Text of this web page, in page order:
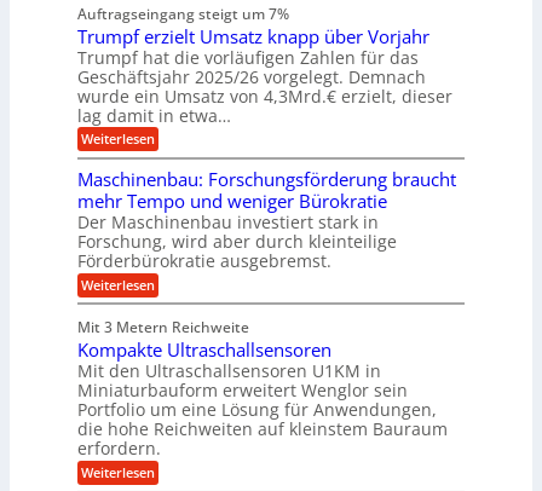
e
n
b
a
u
a
u
e
n
f
ü
h
r
u
n
g
e
n
B
S
C
L
w
e
i
t
e
r
e
n
t
w
i
c
k
r
t
u
n
g
s
r
e
e
s
H
y
b
r
i
d
-
u
g
e
l
a
g
e
Auftragseingang steigt um 7%
Trumpf erzielt Umsatz knapp über Vorjahr
Trumpf hat die vorläufigen Zahlen für das
Geschäftsjahr 2025/26 vorgelegt. Demnach
wurde ein Umsatz von 4,3Mrd.€ erzielt, dieser
lag damit in etwa…
Weiterlesen:
T
u
m
p
f
e
r
z
i
e
t
U
m
s
a
t
z
k
Maschinenbau: Forschungsförderung braucht
mehr Tempo und weniger Bürokratie
Der Maschinenbau investiert stark in
Forschung, wird aber durch kleinteilige
Förderbürokratie ausgebremst.
Weiterlesen:
M
s
c
h
i
n
e
n
b
a
u
Mit 3 Metern Reichweite
Kompakte Ultraschallsensoren
Mit den Ultraschallsensoren U1KM in
Miniaturbauform erweitert Wenglor sein
Portfolio um eine Lösung für Anwendungen,
die hohe Reichweiten auf kleinstem Bauraum
erfordern.
Weiterlesen: